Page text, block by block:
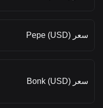
سعر Pepe (USD)
سعر Bonk (USD)